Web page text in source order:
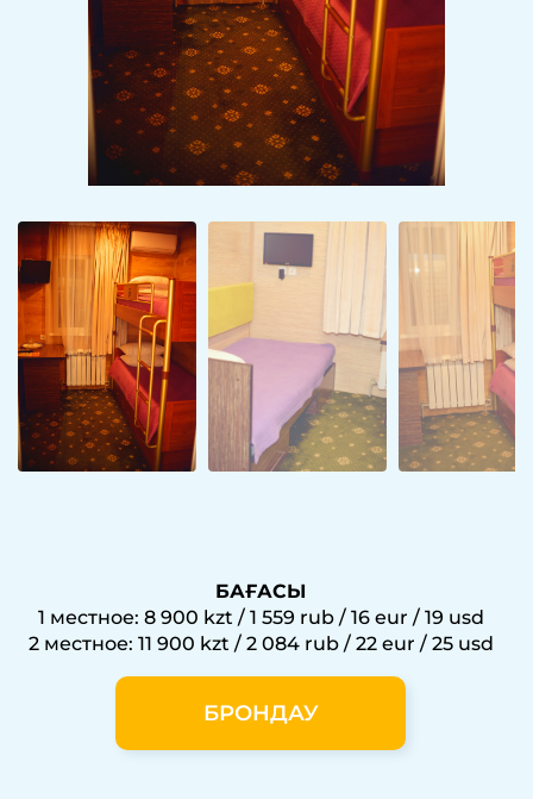
БАҒАСЫ
1 местное: 8 900 kzt / 1 559 rub / 16 eur / 19 usd
2 местное: 11 900 kzt / 2 084 rub / 22 eur / 25 usd
БРОНДАУ